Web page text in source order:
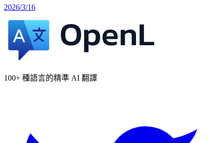
2026/3/16
100+ 種語言的精準 AI 翻譯